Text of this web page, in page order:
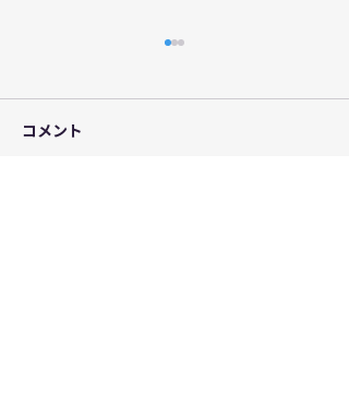
コメント